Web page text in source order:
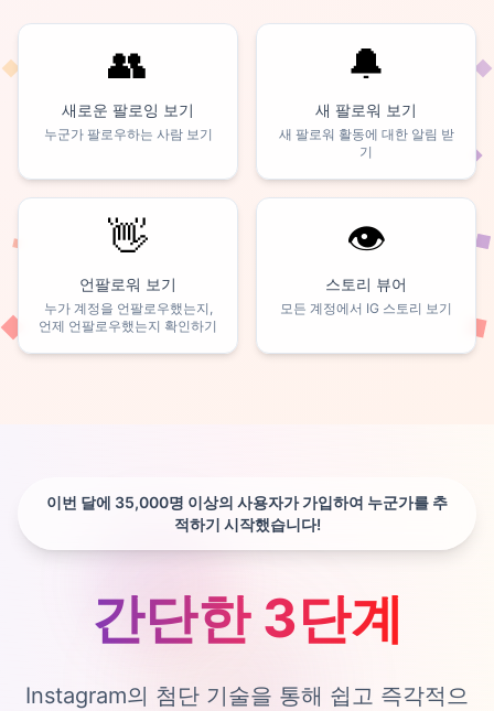
👥
새로운 팔로잉 보기
누군가 팔로우하는 사람 보기
🔔
새 팔로워 보기
새 팔로워 활동에 대한 알림 받
기
👋
언팔로워 보기
누가 계정을 언팔로우했는지,
언제 언팔로우했는지 확인하기
👁️
스토리 뷰어
모든 계정에서 IG 스토리 보기
이번 달에 35,000명 이상의 사용자가 가입하여 누군가를 추
적하기 시작했습니다!
간단한 3단계
Instagram의 첨단 기술을 통해 쉽고 즉각적으